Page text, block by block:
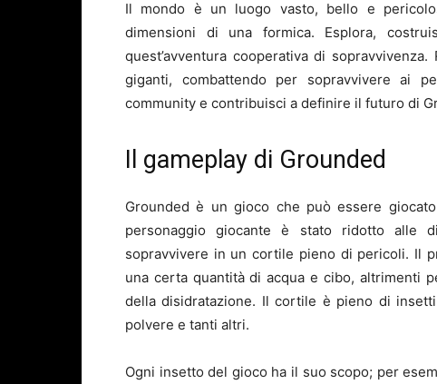
Il mondo è un luogo vasto, bello e
dimensioni di una formica. Esplora,
quest’avventura cooperativa di
giganti, combattendo per sopravvivere ai
community e contribuisci a definire il futuro di
Il gameplay di Grounded
Grounded è un gioco che può essere
personaggio giocante è stato ridotto alle
sopravvivere in un cortile pieno di pericoli. Il
una certa quantità di acqua e cibo, altrimenti
della disidratazione. Il cortile è pieno di
polvere e tanti altri.
Ogni insetto del gioco ha il suo scopo; per